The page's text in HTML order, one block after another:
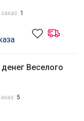
1
Веселого
5